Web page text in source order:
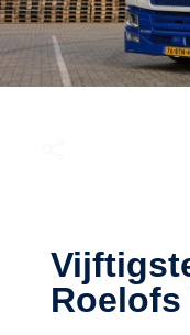
Vijftigste Scania voor